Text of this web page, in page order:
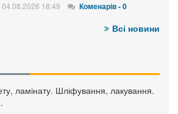
04.08.2026 18:49 Коменарів - 0
Всі новини
ламінату. Шліфування, лакування.